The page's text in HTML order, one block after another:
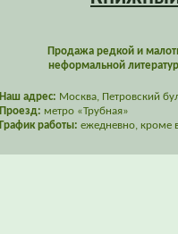
Продажа редкой и
неформальной
Наш адрес: Москва, Петровский
Проезд: метро «Трубная»
График работы: ежедневно, кроме